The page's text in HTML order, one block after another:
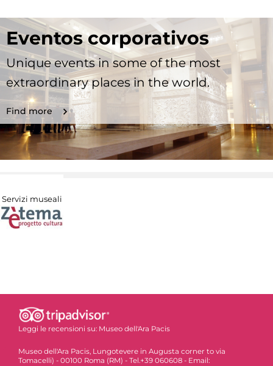
Eventos corporativos
Unique events in some of the most
extraordinary places in the world.
Find more
Servizi museali
Leggi le recensioni su: Museo dell'Ara Pacis
Museo dell'Ara Pacis, Lungotevere in Augusta corner to via
Tomacelli) - 00100 Roma (RM) - Tel.+39 060608 - Email: